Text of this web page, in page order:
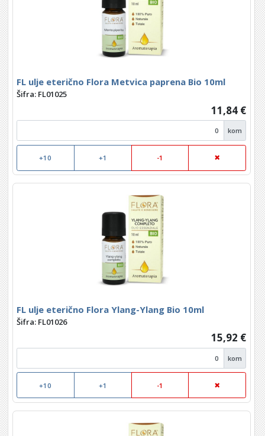
FL ulje eterično Flora Metvica paprena Bio 10ml
Šifra: FL01025
11,84 €
kom
+10 +1 -1
FL ulje eterično Flora Ylang-Ylang Bio 10ml
Šifra: FL01026
15,92 €
kom
+10 +1 -1